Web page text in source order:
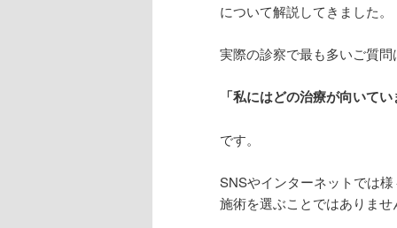
について解説してきました。
実際の診察で最も多いご質問
「私にはどの治療が向いて
です。
SNSやインターネットでは
施術を選ぶことではありませ